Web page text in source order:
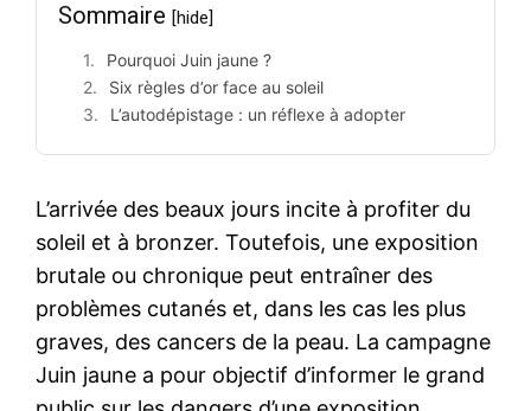
Sommaire [hide]
Pourquoi Juin jaune ?
Six règles d’or face au soleil
L’autodépistage : un réflexe à adopter
L’arrivée des beaux jours incite à profiter du
soleil et à bronzer. Toutefois, une exposition
brutale ou chronique peut entraîner des
problèmes cutanés et, dans les cas les plus
graves, des cancers de la peau. La campagne
Juin jaune a pour objectif d’informer le grand